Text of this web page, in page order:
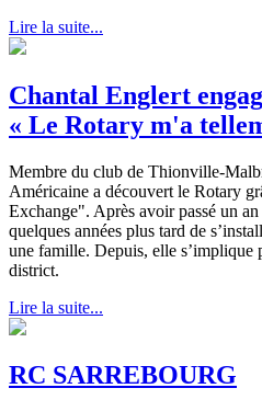
Lire la suite...
Chantal Englert
« Le Rotary m'a
Membre du club de Thionville-
Américaine a découvert le Rotary
Exchange". Après avoir passé un
quelques années plus tard de
une famille. Depuis, elle s’implique
district.
Lire la suite...
RC SARREBOURG